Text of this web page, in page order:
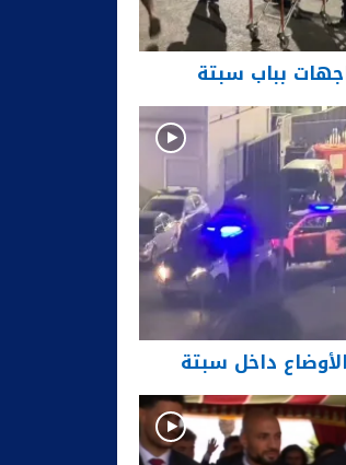
بباب سبتة
داخل سبتة